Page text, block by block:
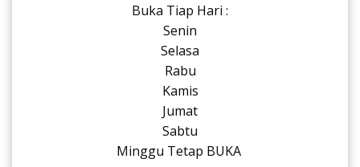
Buka Tiap Hari :
Senin
Selasa
Rabu
Kamis
Jumat
Sabtu
Minggu Tetap BUKA